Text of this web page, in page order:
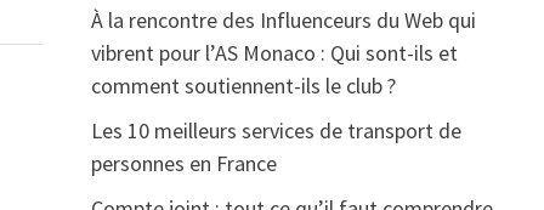
À la rencontre des Influenceurs du Web qui
vibrent pour l’AS Monaco : Qui sont-ils et
comment soutiennent-ils le club ?
Les 10 meilleurs services de transport de
personnes en France